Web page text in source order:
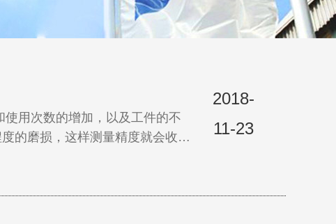
用次数的增加，以及工件的不
的磨损，这样测量精度就会收到
石测球或者拥有金刚石涂层测
2018-
11-23